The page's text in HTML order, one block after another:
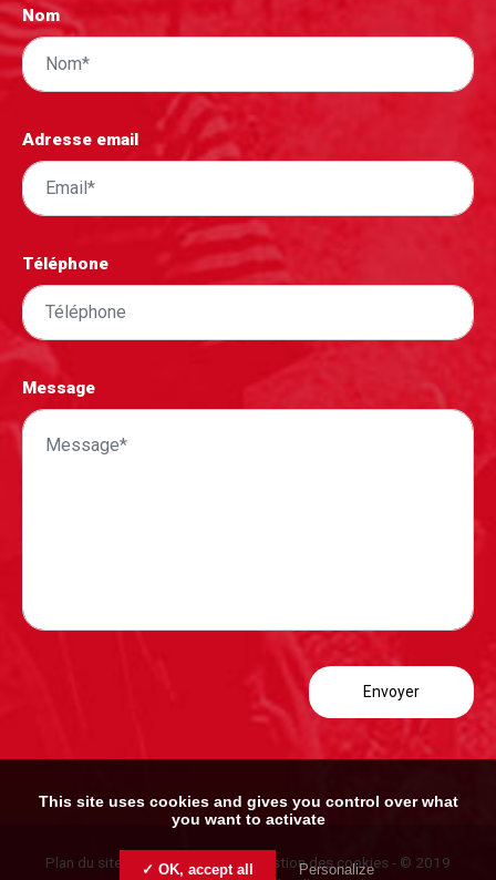
Nom
Adresse email
Téléphone
Message
Plan du site Mentions légales - Gestion des cookies - © 2019
This site uses cookies and gives you control over what
you want to activate
✓ OK, accept all Personalize